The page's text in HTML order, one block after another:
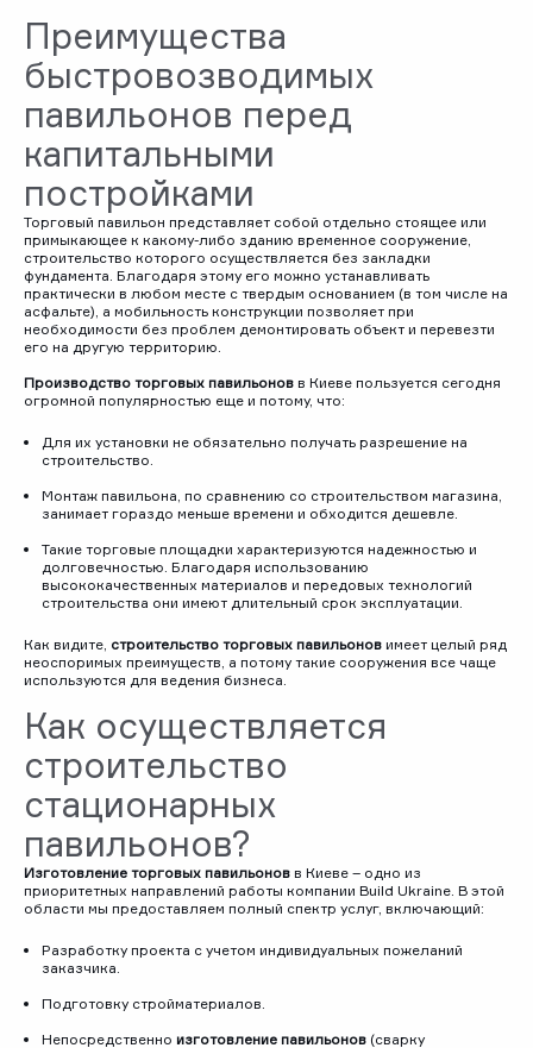
Преимущества
быстровозводимых
павильонов перед
капитальными
постройками
Торговый павильон представляет собой отдельно стоящее или
примыкающее к какому-либо зданию временное сооружение,
строительство которого осуществляется без закладки
фундамента. Благодаря этому его можно устанавливать
практически в любом месте с твердым основанием (в том числе на
асфальте), а мобильность конструкции позволяет при
необходимости без проблем демонтировать объект и перевезти
его на другую территорию.
Производство торговых павильонов в Киеве пользуется сегодня
огромной популярностью еще и потому, что:
Для их установки не обязательно получать разрешение на
строительство.
Монтаж павильона, по сравнению со строительством магазина,
занимает гораздо меньше времени и обходится дешевле.
Такие торговые площадки характеризуются надежностью и
долговечностью. Благодаря использованию
высококачественных материалов и передовых технологий
строительства они имеют длительный срок эксплуатации.
Как видите, строительство торговых павильонов имеет целый ряд
неоспоримых преимуществ, а потому такие сооружения все чаще
используются для ведения бизнеса.
Как осуществляется
строительство
стационарных
павильонов?
Изготовление торговых павильонов в Киеве – одно из
приоритетных направлений работы компании Build Ukraine. В этой
области мы предоставляем полный спектр услуг, включающий:
Разработку проекта с учетом индивидуальных пожеланий
заказчика.
Подготовку стройматериалов.
Непосредственно изготовление павильонов (сварку